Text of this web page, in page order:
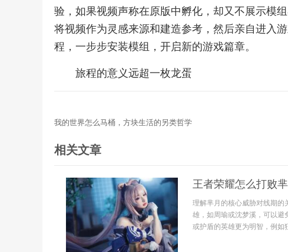
验，如果视频声称在原版中孵化，却又不展示模
将视频作为灵感来源和建造参考，然后亲自进入
程，一步步安装模组，开启新的游戏篇章。
旅程的意义远超一枚龙蛋
我的世界怎么马桶，方块生活的另类哲学
相关文章
王者荣耀怎么打败
理解芈月的核心威胁对线期的
雄，如周瑜或沈梦溪，可以避
或护盾的英雄更为明智，例如